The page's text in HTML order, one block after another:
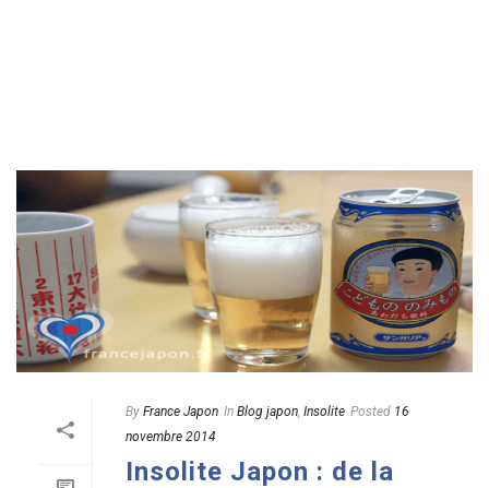
By France Japon In Blog japon Insolite Posted 16
novembre 2014
Insolite Japon : de la